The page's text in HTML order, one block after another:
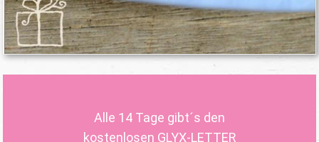
Alle 14 Tage gibt´s den
kostenlosen GLYX-LETTER